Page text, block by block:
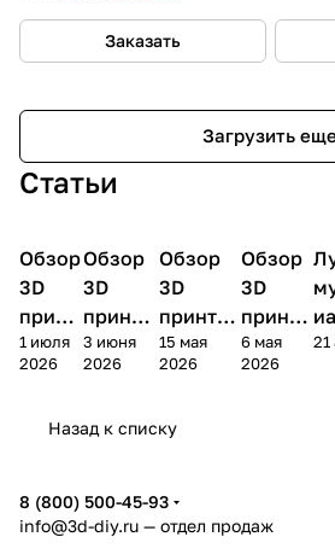
Заказать
Загрузить еще
Статьи
3D
принтеры
Обзор
3D
принт
ера
Bamb
1 июля
2026
3D
принтеры
Обзор
3D
принте
ра
Anycubi
4
3 июня
2026
3D
принтеры
Обзор
3D
принтер
а
FlashFo
Creator
15 мая
2026
3D
принтеры
Обзор
3D
принте
ра
Bambu
6 мая
2026
21
Назад к списку
8 (800) 500-45-93
info@3d-diy.ru — отдел продаж